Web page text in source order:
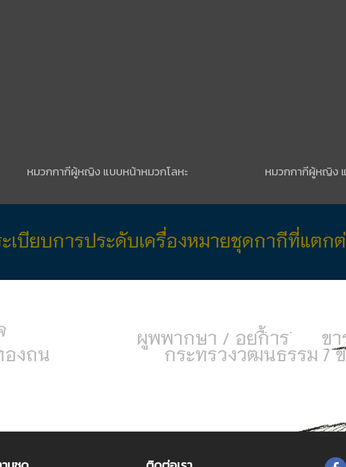
หมวกกากีผู้หญิง แบบหน้าหมวกโลหะ หมวกกากีผู้หญิง
เบียบการประดับเครื่องหมายชุดกากีที่แตก
รไฟฟ้าภูมิภาค /
ณีย์ /ทีโอที (TOT)
กกต. /กองทุนฟื้นฟูฯ
กกต. /กองทุนฟื้นฟูฯ
ผู้พิพากษา / อัยการ
ผู้พิพากษาตุลาการ / ศาลสมทบเยาวชน
ศาลสมทบแรงงาน /ศาลปกครอง
ข้
องถิ่น
ถิ่น
/เทศบาล/เทศมนตรี
กระทรวงวัฒนธรรม /
กระทรวงวัฒนธรรม / ข้าร